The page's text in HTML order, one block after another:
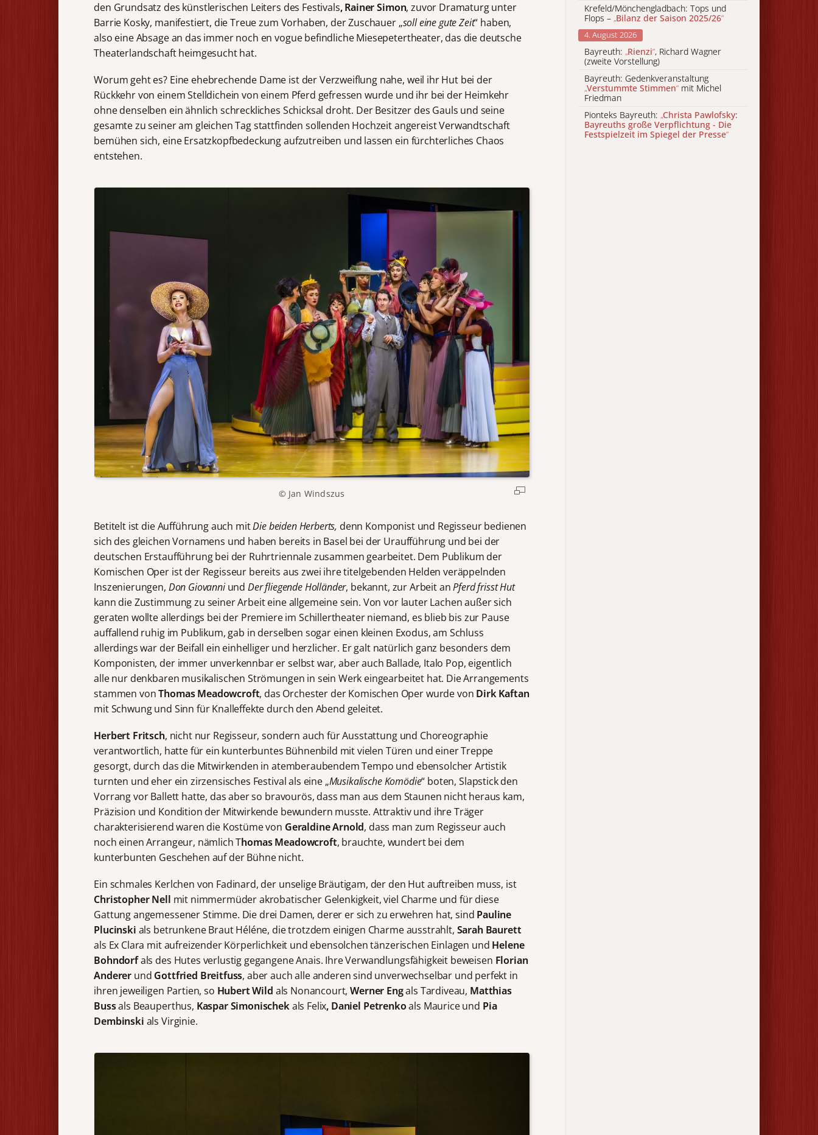
den Grundsatz des künstlerischen Leiters des Festivals, Rainer Simon, zuvor Dramaturg unter
Barrie Kosky, manifestiert, die Treue zum Vorhaben, der Zuschauer „soll eine gute Zeit“ haben,
also eine Absage an das immer noch en vogue befindliche Miesepetertheater, das die deutsche
Theaterlandschaft heimgesucht hat.
Worum geht es? Eine ehebrechende Dame ist der Verzweiflung nahe, weil ihr Hut bei der
Rückkehr von einem Stelldichein von einem Pferd gefressen wurde und ihr bei der Heimkehr
ohne denselben ein ähnlich schreckliches Schicksal droht. Der Besitzer des Gauls und seine
gesamte zu seiner am gleichen Tag stattfinden sollenden Hochzeit angereist Verwandtschaft
bemühen sich, eine Ersatzkopfbedeckung aufzutreiben und lassen ein fürchterliches Chaos
entstehen.
© Jan Windszus
Betitelt ist die Aufführung auch mitDie beiden Herberts, denn Komponist und Regisseur bedienen
sich des gleichen Vornamens und haben bereits in Basel bei der Uraufführung und bei der
deutschen Erstaufführung bei der Ruhrtriennale zusammen gearbeitet. Dem Publikum der
Komischen Oper ist der Regisseur bereits aus zwei ihre titelgebenden Helden veräppelnden
Inszenierungen, Don Giovanniund Der fliegende Holländer, bekannt, zur Arbeit anPferd frisst Hut
kann die Zustimmung zu seiner Arbeit eine allgemeine sein. Von vor lauter Lachen außer sich
geraten wollte allerdings bei der Premiere im Schillertheater niemand, es blieb bis zur Pause
auffallend ruhig im Publikum, gab in derselben sogar einen kleinen Exodus, am Schluss
allerdings war der Beifall ein einhelliger und herzlicher. Er galt natürlich ganz besonders dem
Komponisten, der immer unverkennbar er selbst war, aber auch Ballade, Italo Pop, eigentlich
alle nur denkbaren musikalischen Strömungen in sein Werk eingearbeitet hat. Die Arrangements
stammen vonThomas Meadowcroft, das Orchester der Komischen Oper wurde von Dirk Kaftan
mit Schwung und Sinn für Knalleffekte durch den Abend geleitet.
Herbert Fritsch, nicht nur Regisseur, sondern auch für Ausstattung und Choreographie
verantwortlich, hatte für ein kunterbuntes Bühnenbild mit vielen Türen und einer Treppe
gesorgt, durch das die Mitwirkenden in atemberaubendem Tempo und ebensolcher Artistik
turnten und eher ein zirzensisches Festival als eine „MusikalischeKomödie“ boten, Slapstick den
Vorrang vor Ballett hatte, das aber so bravourös, dass man aus dem Staunen nicht heraus kam,
Präzision und Kondition der Mitwirkende bewundern musste. Attraktiv und ihre Träger
charakterisierend waren die Kostüme von Geraldine Arnold, dass man zum Regisseur auch
noch einen Arrangeur, nämlich Thomas Meadowcroft, brauchte, wundert bei dem
kunterbunten Geschehen auf der Bühne nicht.
Ein schmales Kerlchen von Fadinard, der unselige Bräutigam, der den Hut auftreiben muss, ist
Christopher Nell mit nimmermüder akrobatischer Gelenkigkeit, viel Charme und für diese
Gattung angemessener Stimme. Die drei Damen, derer er sich zu erwehren hat, sind Pauline
Plucinski als betrunkene Braut Héléne, die trotzdem einigen Charme ausstrahlt, Sarah Baurett
als Ex Clara mit aufreizender Körperlichkeit und ebensolchen tänzerischen Einlagen und Helene
Bohndorfals des Hutes verlustig gegangene Anais. Ihre Verwandlungsfähigkeit beweisen Florian
Anderer und Gottfried Breitfuss, aber auch alle anderen sind unverwechselbar und perfekt in
ihren jeweiligen Partien, so Hubert Wild als Nonancourt,Werner Engals Tardiveau, Matthias
Bussals Beauperthus, Kaspar Simonischekals Felix, Daniel Petrenkoals Maurice und Pia
Dembinski als Virginie.
Krefeld/Mönchengladbach: Tops und
Flops – „Bilanz der Saison 2025/26“
4. August 2026
Bayreuth: „Rienzi“, Richard Wagner
(zweite Vorstellung)
Bayreuth: Gedenkveranstaltung
„Verstummte Stimmen“ mit Michel
Friedman
Pionteks Bayreuth: „Christa Pawlofsky:
Bayreuths große Verpflichtung - Die
Festspielzeit im Spiegel der Presse“